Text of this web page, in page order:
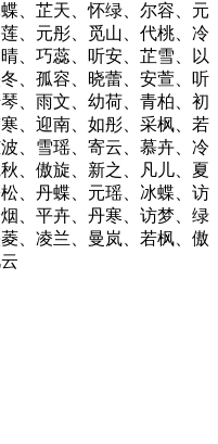
、芷天、怀绿、尔容、元
、元彤、觅山、代桃、冷
、巧蕊、听安、芷雪、以
、孤容、晓蕾、安萱、听
、雨文、幼荷、青柏、初
、迎南、如彤、采枫、若
、雪瑶、寄云、慕卉、冷
、傲旋、新之、凡儿、夏
、丹蝶、元瑶、冰蝶、访
、平卉、丹寒、访梦、绿
、凌兰、曼岚、若枫、傲